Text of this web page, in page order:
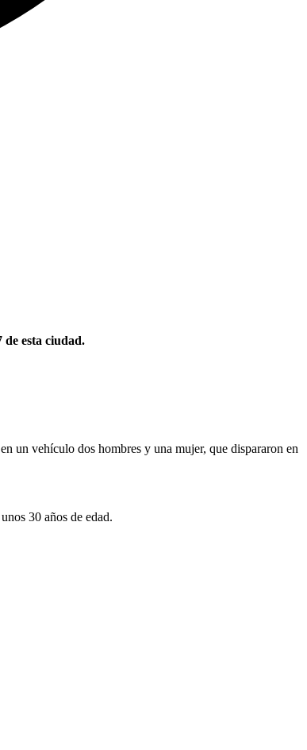
esta ciudad.
un vehículo dos hombres y una mujer, que dispararon en
30 años de edad.